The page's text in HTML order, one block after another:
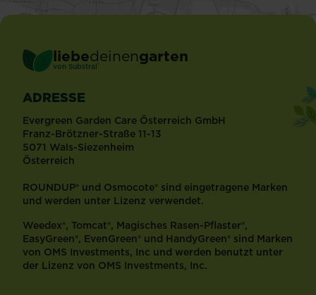
liebedeinengarten
von Substral ®
ADRESSE
Evergreen Garden Care Österreich GmbH
Franz-Brötzner-Straße 11-13
5071 Wals-Siezenheim
Österreich
ROUNDUP® und Osmocote® sind eingetragene Marken
und werden unter Lizenz verwendet.
Weedex®, Tomcat®, Magisches Rasen-Pflaster®,
EasyGreen®, EvenGreen® und HandyGreen® sind Marken
von OMS Investments, Inc und werden benutzt unter
der Lizenz von OMS Investments, Inc.